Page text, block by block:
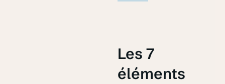
Les 7
éléments